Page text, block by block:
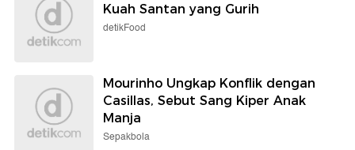
Kuah Santan yang Gurih
detikFood
Mourinho Ungkap Konflik dengan
Casillas, Sebut Sang Kiper Anak
Manja
Sepakbola